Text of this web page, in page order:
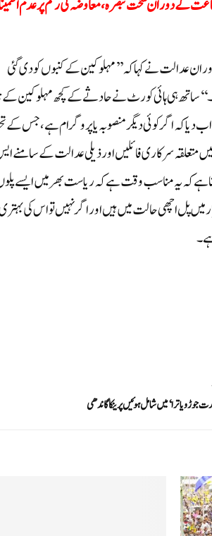
کے دوران سخت تبصرہ، معاوضہ کی رقم پر عدم
عدالت نے کہا کہ ’’مہلوکین کے کنبوں کو دی گئی
کم 10 لاکھ روپے کا معاوضہ ملنا چاہیے۔‘‘ساتھ ہی ہائی کورٹ نے حادثے کے کچھ مہلوکین
دیا کہ اگر کوئی دیگر منصوبہ یا پروگرام ہے، جس
متعلقہ سرکاری فائلیں اور ذیلی عدالت کے سامنے
کہ یہ مناسب وقت ہے کہ ریاست بھر میں ایسے
میں پل اچھی حالت میں ہیں اور اگر نہیں تو اس کی
جوڑو یاترا‘ میں شامل ہوئیں پرینکا گاندھی